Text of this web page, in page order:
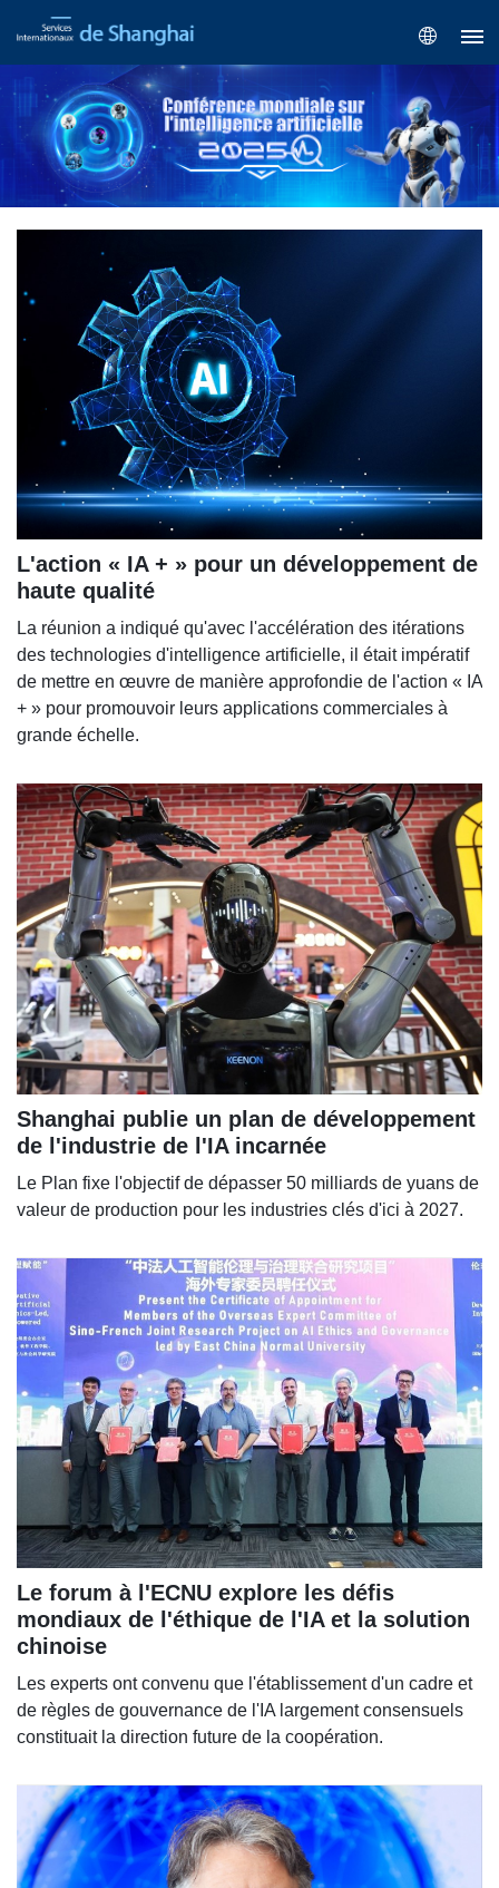
L'action « IA + » pour un développement de
haute qualité
La réunion a indiqué qu'avec l'accélération des itérations
des technologies d'intelligence artificielle, il était impératif
de mettre en œuvre de manière approfondie de l'action « IA
+ » pour promouvoir leurs applications commerciales à
grande échelle.
Shanghai publie un plan de développement
de l'industrie de l'IA incarnée
Le Plan fixe l'objectif de dépasser 50 milliards de yuans de
valeur de production pour les industries clés d'ici à 2027.
Le forum à l'ECNU explore les défis
mondiaux de l'éthique de l'IA et la solution
chinoise
Les experts ont convenu que l'établissement d'un cadre et
de règles de gouvernance de l'IA largement consensuels
constituait la direction future de la coopération.